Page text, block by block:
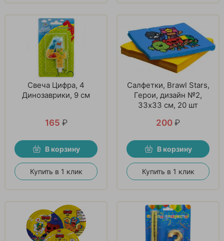
Свеча Цифра, 4
Динозаврики, 9 см
165 ₽
В корзину
Купить в 1 клик
Салфетки, Brawl Stars,
Герои, дизайн №2,
33х33 см, 20 шт
200 ₽
В корзину
Купить в 1 клик